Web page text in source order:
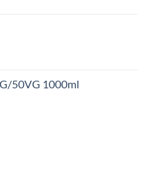
50VG 1000ml